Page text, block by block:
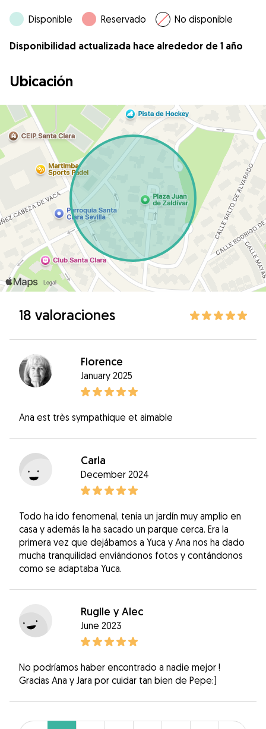
Disponible Reservado No disponible
Disponibilidad actualizada hace alrededor de 1 año
Ubicación
18 valoraciones
Florence
January 2025
Ana est très sympathique et aimable
Carla
December 2024
Todo ha ido fenomenal, tenia un jardín muy amplio en
casa y además la ha sacado un parque cerca. Era la
primera vez que dejábamos a Yuca y Ana nos ha dado
mucha tranquilidad enviándonos fotos y contándonos
como se adaptaba Yuca.
Rugile y Alec
June 2023
No podríamos haber encontrado a nadie mejor !
Gracias Ana y Jara por cuidar tan bien de Pepe:)